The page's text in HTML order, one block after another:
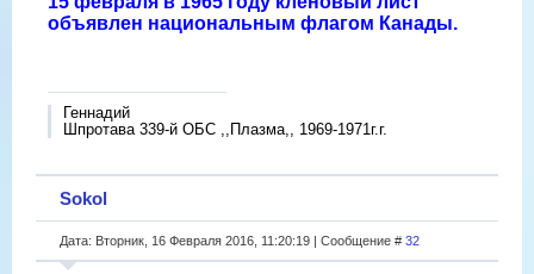
объявлен национальным флагом Канады.
Геннадий
Шпротава 339-й ОБС ,,Плазма,, 1969-1971г.г.
Sokol
Дата: Вторник, 16 Февраля 2016, 11:20:19 | Сообщение # 32